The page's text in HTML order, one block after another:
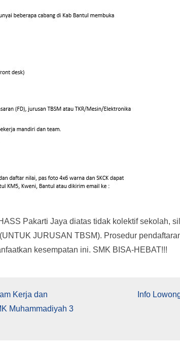
Pakarti Jaya diatas tidak kolektif sekolah,
JURUSAN TBSM). Prosedur
kesempatan ini. SMK BISA-HEBAT!!!
Kerja dan
Muhammadiyah 3
Info